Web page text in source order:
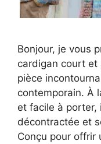
Bonjour, je vous
cardigan court et
pièce
contemporain. À
et facile à porter,
décontractée et
Conçu pour offrir